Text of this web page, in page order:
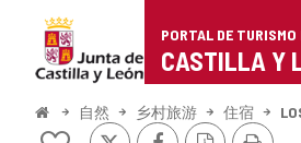
Portal
de
Turismo
PORTAL DE TURISMO
CASTILLA Y
开
始
自然 乡村旅游 住宿
从
推
FacebookPDF
打